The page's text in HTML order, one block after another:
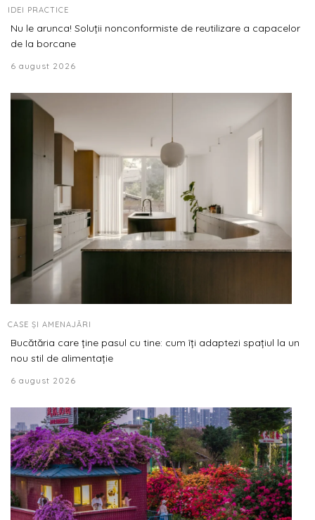
IDEI PRACTICE
Nu le arunca! Soluții nonconformiste de reutilizare a capacelor
de la borcane
6 august 2026
CASE ȘI AMENAJĂRI
Bucătăria care ține pasul cu tine: cum îți adaptezi spațiul la un
nou stil de alimentație
6 august 2026